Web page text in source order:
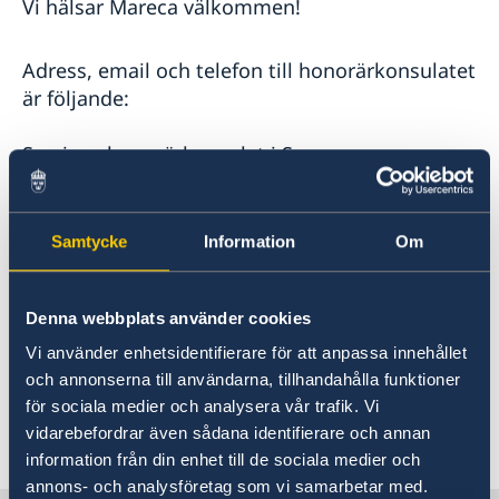
Samtycke Information Om
Denna webbplats använder cookies
Vi använder enhetsidentifierare för att anpassa innehållet
och annonserna till användarna, tillhandahålla funktioner
för sociala medier och analysera vår trafik. Vi
vidarebefordrar även sådana identifierare och annan
information från din enhet till de sociala medier och
annons- och analysföretag som vi samarbetar med.
Vi hälsar Mareca välkommen!
Adress, email och telefon till honorärkonsulatet
är följande:
Sveriges honorärkonsulat i Suva
C/ 62 Pratt Street
Suva, Fiji Islands
Telefon: +679 3307161
swedenshonoraryconsulinfiji@outlook.com
Öppettider. enligt överenskommelse
Senast uppdaterad 06 jan. 2023, 09.51